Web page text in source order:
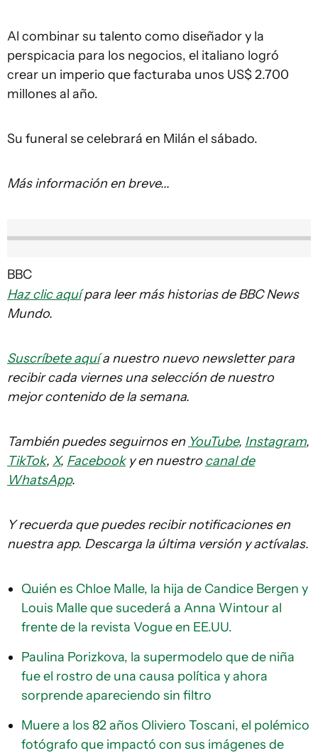
Al combinar su talento como diseñador y la
perspicacia para los negocios, el italiano logró
crear un imperio que facturaba unos US$ 2.700
millones al año.
Su funeral se celebrará en Milán el sábado.
Más información en breve...
BBC
Haz clic aquípara leer más historias de BBC News
Mundo.
Suscríbete aquía nuestro nuevo newsletter para
recibir cada viernes una selección de nuestro
mejor contenido de la semana.
También puedes seguirnos en YouTube, Instagram,
TikTok, X, Facebooky en nuestro canal de
WhatsApp.
Y recuerda que puedes recibir notificaciones en
nuestra app. Descarga la última versión y actívalas.
Quién es Chloe Malle, la hija de Candice Bergen y
Louis Malle que sucederá a Anna Wintour al
frente de la revista Vogue en EE.UU.
Paulina Porizkova, la supermodelo que de niña
fue el rostro de una causa política y ahora
sorprende apareciendo sin filtro
Muere a los 82 años Oliviero Toscani, el polémico
fotógrafo que impactó con sus imágenes de